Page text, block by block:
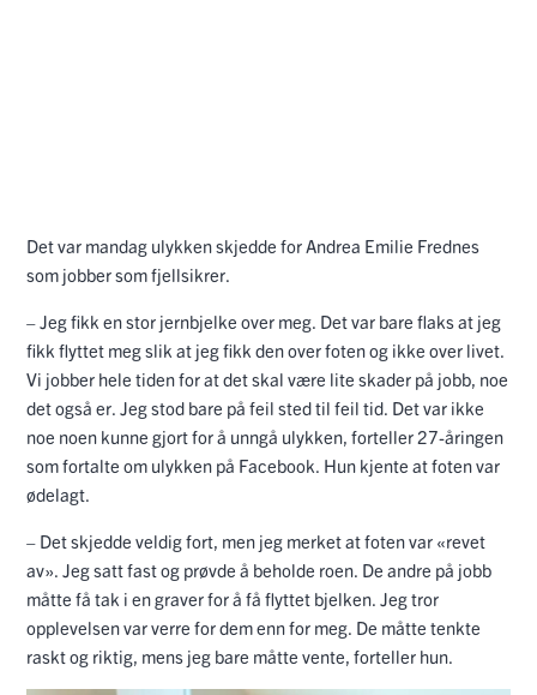
Det var mandag ulykken skjedde for Andrea Emilie Frednes
som jobber som fjellsikrer.
– Jeg fikk en stor jernbjelke over meg. Det var bare flaks at jeg
fikk flyttet meg slik at jeg fikk den over foten og ikke over livet.
Vi jobber hele tiden for at det skal være lite skader på jobb, noe
det også er. Jeg stod bare på feil sted til feil tid. Det var ikke
noe noen kunne gjort for å unngå ulykken, forteller 27-åringen
som fortalte om ulykken på Facebook. Hun kjente at foten var
ødelagt.
– Det skjedde veldig fort, men jeg merket at foten var «revet
av». Jeg satt fast og prøvde å beholde roen. De andre på jobb
måtte få tak i en graver for å få flyttet bjelken. Jeg tror
opplevelsen var verre for dem enn for meg. De måtte tenkte
raskt og riktig, mens jeg bare måtte vente, forteller hun.